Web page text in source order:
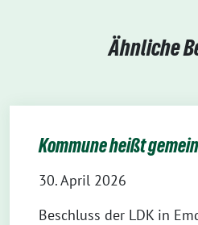
Ähnliche
Kommune heißt
30. April 2026
Beschluss der LDK in